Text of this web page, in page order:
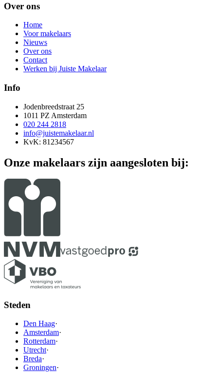
Over ons
Home
Voor makelaars
Nieuws
Over ons
Contact
Werken bij Juiste Makelaar
Info
Jodenbreedstraat 25
1011 PZ Amsterdam
020 244 2818
info@juistemakelaar.nl
KvK: 81234567
Onze makelaars zijn aangesloten bij:
Steden
Den Haag·
Amsterdam·
Rotterdam·
Utrecht·
Breda·
Groningen·